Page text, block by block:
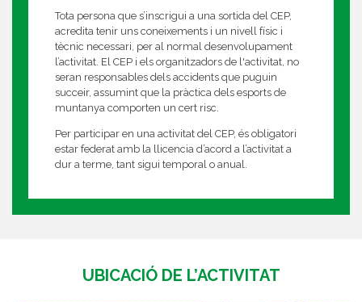
Tota persona que s’inscrigui a una sortida del CEP,
acredita tenir uns coneixements i un nivell físic i
tècnic necessari, per al normal desenvolupament
l’activitat. El CEP i els organitzadors de l'activitat, no
seran responsables dels accidents que puguin
succeir, assumint que la pràctica dels esports de
muntanya comporten un cert risc.
Per participar en una activitat del CEP, és obligatori
estar federat amb la llicencia d’acord a l’activitat a
dur a terme, tant sigui temporal o anual.
UBICACIÓ DE L’ACTIVITAT